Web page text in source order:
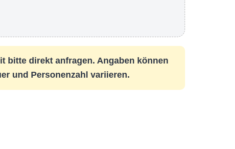
bitte direkt anfragen. Angaben können
und Personenzahl variieren.